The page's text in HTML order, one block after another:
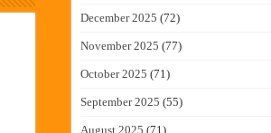
December 2025 (72)
November 2025 (77)
October 2025 (71)
September 2025 (55)
August 2025 (71)